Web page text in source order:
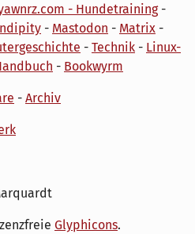
- Hundetraining-
- Mastodon - Matrix -
- Technik - Linux-
- Bookwyrm
- Archiv
Glyphicons.